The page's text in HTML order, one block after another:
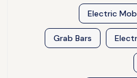
Electric
Grab Bars